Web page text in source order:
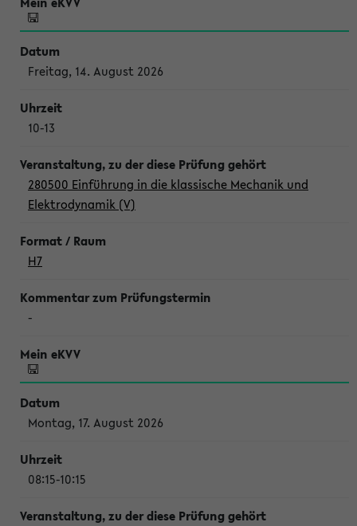
Freitag, 14. August 2026
10-13
280500 Einführung in die klassische Mechanik und
Elektrodynamik (V)
H7
-
Montag, 17. August 2026
08:15-10:15